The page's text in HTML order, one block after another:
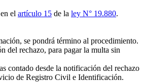
el artículo 15 de la ley N° 19.880.
se pondrá término al procedimiento.
del rechazo, para pagar la multa sin
contado desde la notificación del rechazo
de Registro Civil e Identificación.